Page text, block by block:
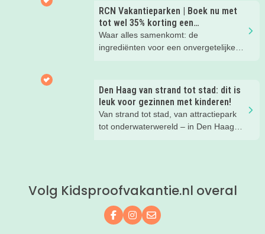
kinderhotels van Valk Exclusief en
boek een heerlijk nachtje weg met je
kind(eren).
RCN Vakantieparken | Boek nu met
tot wel 35% korting een
zomervakantie!
Waar alles samenkomt: de
ingrediënten voor een onvergetelijke
Den Haag van strand tot stad: dit is
leuk voor gezinnen met kinderen!
Van strand tot stad, van attractiepark
tot onderwaterwereld – in Den Haag
Volg Kidsproofvakantie.nl overal
Volg ons op Facebook
Volg ons op Instagram
Mail ons